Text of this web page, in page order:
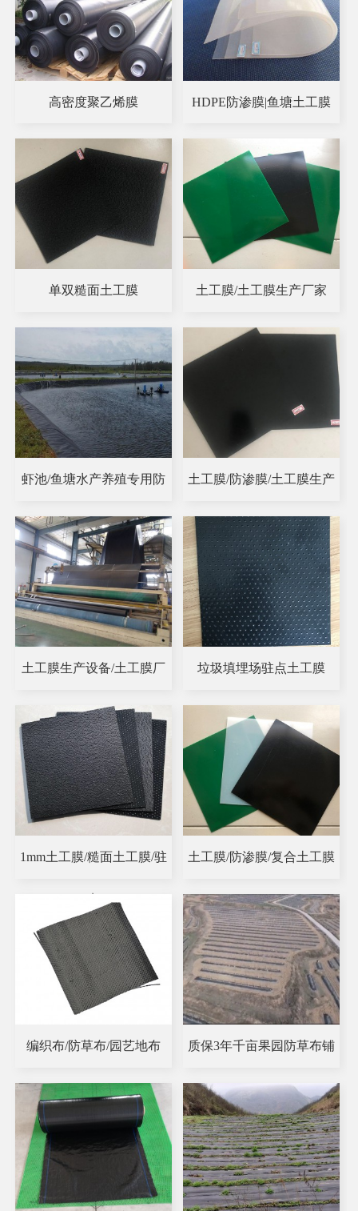
高密度聚乙烯膜 HDPE防渗膜|鱼塘土工膜
单双糙面土工膜 土工膜/土工膜生产厂家
虾池/鱼塘水产养殖专用防 土工膜/防渗膜/土工膜生产
土工膜生产设备/土工膜厂 垃圾填埋场驻点土工膜
1mm土工膜/糙面土工膜/驻 土工膜/防渗膜/复合土工膜
编织布/防草布/园艺地布 质保3年千亩果园防草布铺